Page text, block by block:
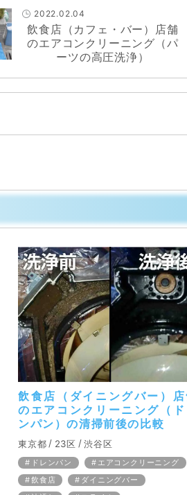
2022.02.04
飲食店（カフェ・バー）店舗
のエアコンクリーニング（パ
ーツの高圧洗浄）
飲食店（ダイニングバー）
のエアコンクリーニング（
ンパン）の清掃前後の比較
東京都 23区 渋谷区
ドレンパン
エアコンクリーニング
飲食店
ダイニングバー